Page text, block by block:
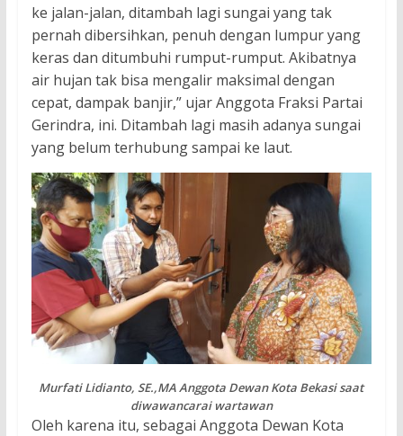
ke jalan-jalan, ditambah lagi sungai yang tak
pernah dibersihkan, penuh dengan lumpur yang
keras dan ditumbuhi rumput-rumput. Akibatnya
air hujan tak bisa mengalir maksimal dengan
cepat, dampak banjir,” ujar Anggota Fraksi Partai
Gerindra, ini. Ditambah lagi masih adanya sungai
yang belum terhubung sampai ke laut.
Murfati Lidianto, SE.,MA Anggota Dewan Kota Bekasi saat
diwawancarai wartawan
Oleh karena itu, sebagai Anggota Dewan Kota